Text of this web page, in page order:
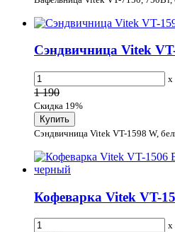
Сэндвичница Vitek
x
1 190
Скидка 19%
Сэндвичница Vitek VT-1598 W,
Кофеварка Vitek VT-
x